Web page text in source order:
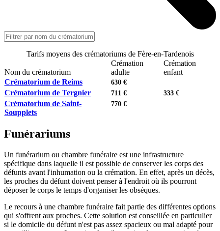
Tarifs moyens des crématoriums de Fère-en-Tardenois
Nom du crématorium
Crémation
adulte
Crémation
enfant
Crématorium de Reims
630 €
Crématorium de Tergnier 711 € 333 €
Crématorium de Saint-
Soupplets
770 €
Funérariums
Un funérarium ou chambre funéraire est une infrastructure
spécifique dans laquelle il est possible de conserver les corps des
défunts avant l'inhumation ou la crémation. En effet, après un décès,
les proches du défunt doivent penser à l'endroit où ils pourront
déposer le corps le temps d'organiser les obsèques.
Le recours à une chambre funéraire fait partie des différentes options
qui s'offrent aux proches. Cette solution est conseillée en particulier
si le domicile du défunt n'est pas assez spacieux ou mal adapté pour